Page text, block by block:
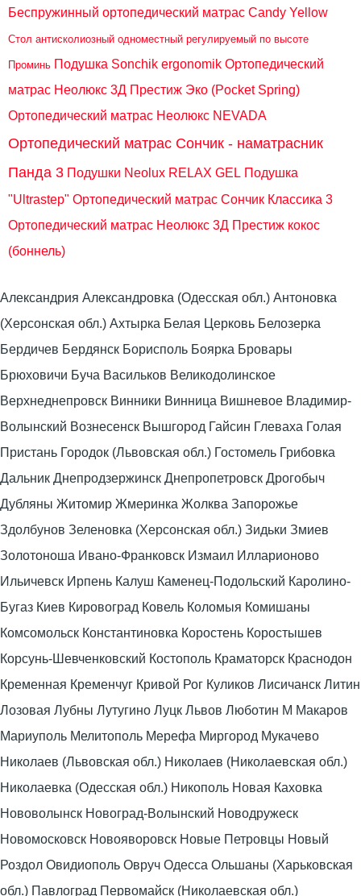
Беспружинный ортопедический матрас Candy Yellow
Стол антисколиозный одноместный регулируемый по высоте
Проминь Подушка Sonchik ergonomik Ортопедический
матрас Неолюкс 3Д Престиж Эко (Pocket Spring)
Ортопедический матрас Неолюкс NEVADA
Ортопедический матрас Сончик - наматрасник
Панда 3 Подушки Neolux RELAX GEL Подушка
"Ultrastep" Ортопедический матрас Сончик Классика 3
Ортопедический матрас Неолюкс 3Д Преcтиж кокос
(боннель)
Александрия Александровка (Одесская обл.) Антоновка
(Херсонская обл.) Ахтырка Белая Церковь Белозерка
Бердичев Бердянск Борисполь Боярка Бровары
Брюховичи Буча Васильков Великодолинское
Верхнеднепровск Винники Винница Вишневое Владимир-
Волынский Вознесенск Вышгород Гайсин Глеваха Голая
Пристань Городок (Львовская обл.) Гостомель Грибовка
Дальник Днепродзержинск Днепропетровск Дрогобыч
Дубляны Житомир Жмеринка Жолква Запорожье
Здолбунов Зеленовка (Херсонская обл.) Зидьки Змиев
Золотоноша Ивано-Франковск Измаил Илларионово
Ильичевск Ирпень Калуш Каменец-Подольский Каролино-
Бугаз Киев Кировоград Ковель Коломыя Комишаны
Комсомольск Константиновка Коростень Коростышев
Корсунь-Шевченковский Костополь Краматорск Краснодон
Кременная Кременчуг Кривой Рог Куликов Лисичанск Литин
Лозовая Лубны Лутугино Луцк Львов Люботин М Макаров
Мариуполь Мелитополь Мерефа Миргород Мукачево
Николаев (Львовская обл.) Николаев (Николаевская обл.)
Николаевка (Одесская обл.) Никополь Новая Каховка
Нововолынск Новоград-Волынский Новодружеск
Новомосковск Новояворовск Новые Петровцы Новый
Роздол Овидиополь Овруч Одесса Ольшаны (Харьковская
обл.) Павлоград Первомайск (Николаевская обл.)